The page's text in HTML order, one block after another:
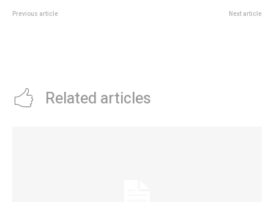
Previous article Next article
Related articles